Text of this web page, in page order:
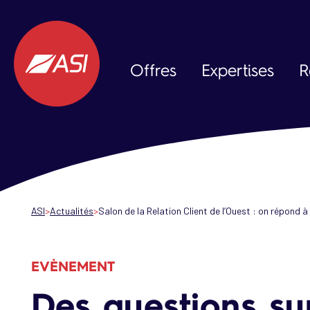
Offres
Expérience Client
Expertises
ASI Actualités Salon de la Relation Client de l’Ouest : on répond
EVÈNEMENT